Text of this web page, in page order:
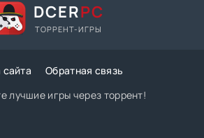
DCERPC
ТОРРЕНТ-ИГРЫ
сайта
Обратная связь
лучшие игры через торрент!